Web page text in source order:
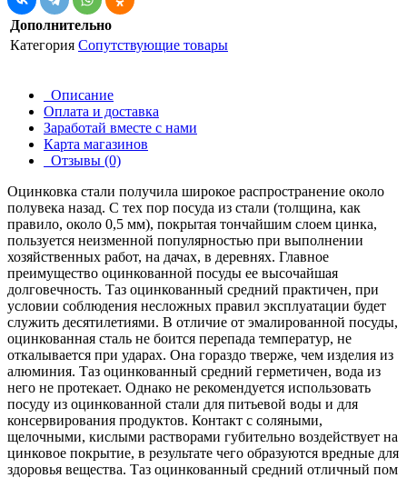
Дополнительно
Категория Сопутствующие товары
Описание
Оплата и доставка
Заработай вместе с нами
Карта магазинов
Отзывы (0)
Оцинковка стали получила широкое распространение около
полувека назад. С тех пор посуда из стали (толщина, как
правило, около 0,5 мм), покрытая тончайшим слоем цинка,
пользуется неизменной популярностью при выполнении
хозяйственных работ, на дачах, в деревнях. Главное
преимущество оцинкованной посуды ее высочайшая
долговечность. Таз оцинкованный средний практичен, при
условии соблюдения несложных правил эксплуатации будет
служить десятилетиями. В отличие от эмалированной посуды,
оцинкованная сталь не боится перепада температур, не
откалывается при ударах. Она гораздо тверже, чем изделия из
алюминия. Таз оцинкованный средний герметичен, вода из
него не протекает. Однако не рекомендуется использовать
посуду из оцинкованной стали для питьевой воды и для
консервирования продуктов. Контакт с соляными,
щелочными, кислыми растворами губительно воздействует на
цинковое покрытие, в результате чего образуются вредные для
здоровья вещества. Таз оцинкованный средний отличный пом